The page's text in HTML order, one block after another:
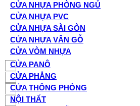
CỬA NHỰA PHÒNG NGỦ
CỬA NHỰA PVC
CỬA NHỰA SÀI GÒN
CỬA NHỰA VÂN GỖ
CỬA VÒM NHỰA
CỬA PANÔ
CỬA PHẲNG
CỬA THÔNG PHÒNG
NỘI THẤT